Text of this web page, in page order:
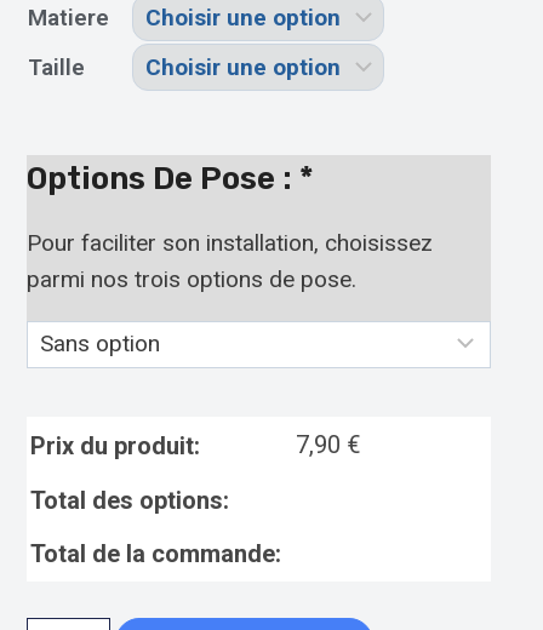
Matiere
Taille
Options De Pose : *
Pour faciliter son installation, choisissez
parmi nos trois options de pose.
Prix du produit: 7,90 €
Total des options:
Total de la commande: